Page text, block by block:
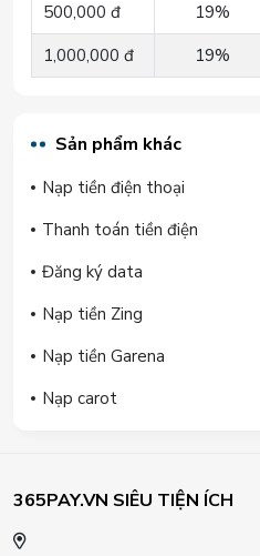
500,000 đ
19%
1,000,000 đ
19%
Sản phẩm khác
Nạp tiền điện thoại
Thanh toán tiền điện
Đăng ký data
Nạp tiền Zing
Nạp tiền Garena
Nạp carot
365PAY.VN SIÊU TIỆN ÍCH